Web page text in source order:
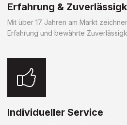
Erfahrung &
Mit über 17 Jahren am Markt
Erfahrung und bewährte
Individueller Service